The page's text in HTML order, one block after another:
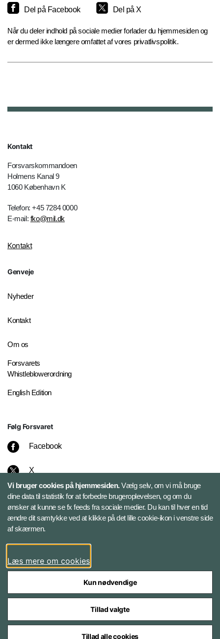
Del på Facebook Del på X
Når du deler indhold på sociale medier forlader du hjemmesiden og
er dermed ikke længere omfattet af vores privatlivspolitik.
Kontakt
Forsvarskommandoen
Holmens Kanal 9
1060 København K
Telefon: +45 7284 0000
E-mail: fko@mil.dk
Kontakt
Genveje
Nyheder
Kontakt
Om os
Forsvarets
Whistleblowerordning
English Edition
Følg Forsvaret
Facebook
X
Instagram
Bluesky
LinkedIn
Styrelser og myndigheder under Forsvarsministeriet
Vi bruger cookies på hjemmesiden.Vælg selv, om vi må bruge
dine data til statistik for at forbedre brugeroplevelsen, og om du
ønsker at kunne se fx feeds fra sociale medier. Du kan til hver en tid
ændre dit samtykke ved at klikke på det lille cookie-ikon i venstre side
af skærmen.
Læs mere om cookies
Kun nødvendige
Tillad valgte
Tillad alle cookies